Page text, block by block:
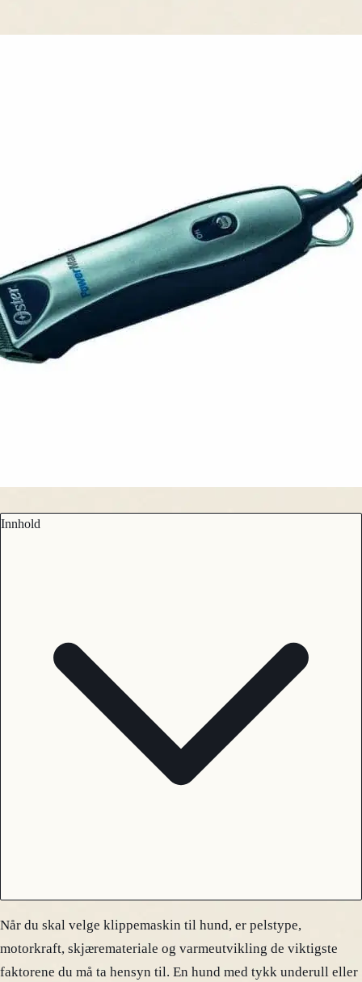
Innhold
Når du skal velge klippemaskin til hund, er pelstype,
motorkraft, skjæremateriale og varmeutvikling de viktigste
faktorene du må ta hensyn til. En hund med tykk underull eller